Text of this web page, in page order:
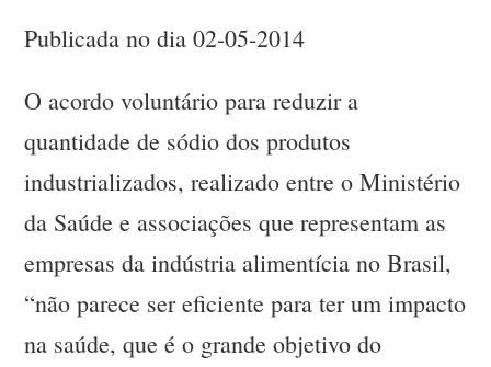
Publicada no dia 02-05-2014
O acordo voluntário para reduzir a
quantidade de sódio dos produtos
industrializados, realizado entre o Ministério
da Saúde e associações que representam as
empresas da indústria alimentícia no Brasil,
“não parece ser eficiente para ter um impacto
na saúde, que é o grande objetivo do